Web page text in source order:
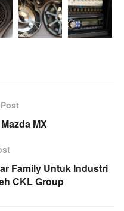
MX
Family Untuk Industri
CKL Group